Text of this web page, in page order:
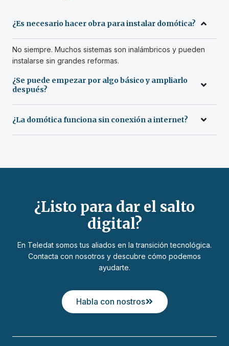
¿Es necesario hacer obra para instalar domótica?
No siempre. Muchos sistemas son inalámbricos y pueden
instalarse sin grandes reformas.
¿Se puede empezar por algo básico y ampliarlo
después?
¿La domótica funciona sin conexión a internet?
¿Listo para dar el salto
digital?
En Teledat somos tus aliados en la transición tecnológica.
Contacta con nosotros y descubre cómo podemos
ayudarte.
Habla con nostros